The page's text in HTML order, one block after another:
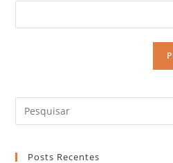
Posts Recentes